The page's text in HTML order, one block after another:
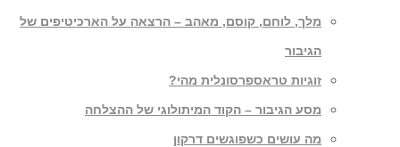
מלך, לוחם, קוסם, מאהב – הרצאה על הארכיטיפים של
הגיבור
זוגיות טראספרסונלית מהי?
מסע הגיבור – הקוד המיתולוגי של ההצלחה
מה עושים כשפוגשים דרקון